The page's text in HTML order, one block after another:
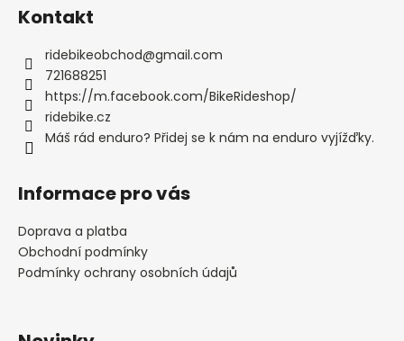
Kontakt
ridebikeobchod@gmail.com
721688251
https://m.facebook.com/BikeRideshop/
ridebike.cz
Máš rád enduro? Přidej se k nám na enduro vyjížďky.
Informace pro vás
Doprava a platba
Obchodní podmínky
Podmínky ochrany osobních údajů